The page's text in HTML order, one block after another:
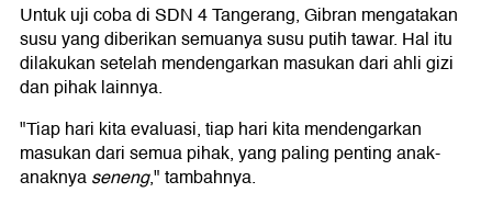
Untuk uji coba di SDN 4 Tangerang, Gibran mengatakan
susu yang diberikan semuanya susu putih tawar. Hal itu
dilakukan setelah mendengarkan masukan dari ahli gizi
dan pihak lainnya.
"Tiap hari kita evaluasi, tiap hari kita mendengarkan
masukan dari semua pihak, yang paling penting anak-
anaknyaseneng," tambahnya.